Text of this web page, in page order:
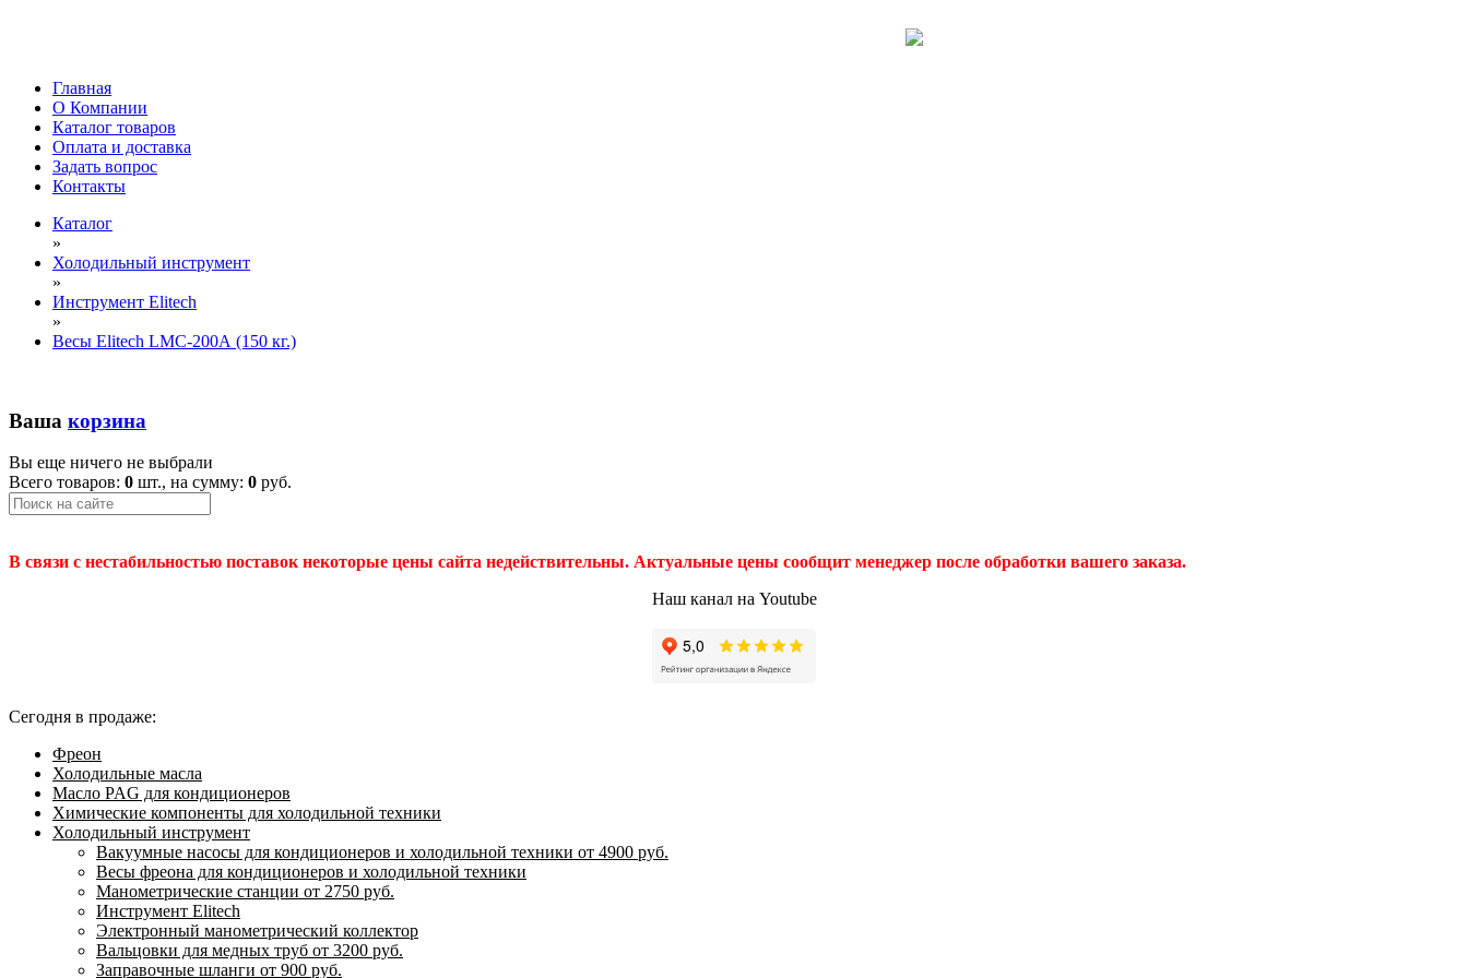
Главная
О Компании
Каталог товаров
Оплата и доставка
Задать вопрос
Контакты
Каталог
»
Холодильный инструмент
»
Инструмент Elitech
»
Весы Elitech LMC-200А (150 кг.)
Ваша корзина
Вы еще ничего не выбрали
Всего товаров: 0 шт., на сумму: 0 руб.
В связи с нестабильностью поставок некоторые цены сайта недействительны. Актуальные цены сообщит менеджер после обработки вашего заказа.
Наш канал на Youtube
Сегодня в продаже:
Фреон
Холодильные масла
Масло PAG для кондиционеров
Химические компоненты для холодильной техники
Холодильный инструмент
Вакуумные насосы для кондиционеров и холодильной техники от 4900 руб.
Весы фреона для кондиционеров и холодильной техники
Манометрические станции от 2750 руб.
Инструмент Elitech
Электронный манометрический коллектор
Вальцовки для медных труб от 3200 руб.
Заправочные шланги от 900 руб.